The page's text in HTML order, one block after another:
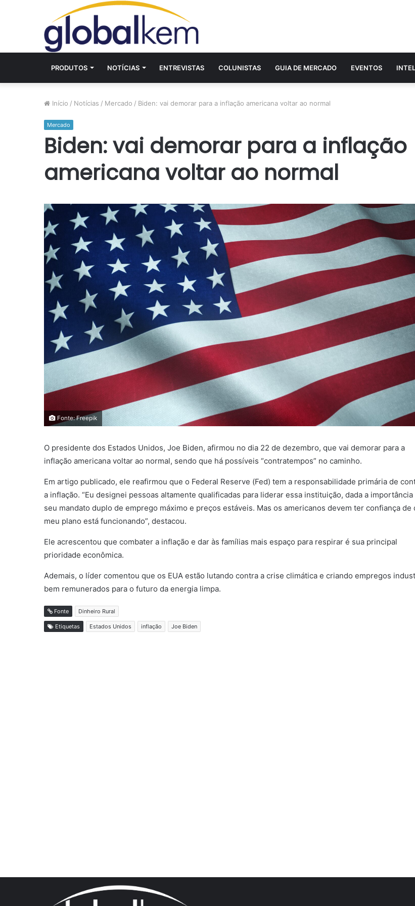
PRODUTOS NOTÍCIAS ENTREVISTAS COLUNISTAS GUIA DE MERCADO EVENTOS
Início / Notícias / Mercado / Biden: vai demorar para a inflação americana voltar ao normal
Mercado
Biden: vai demorar para a inflação
americana voltar ao normal
Fonte: Freepik
O presidente dos Estados Unidos, Joe Biden, afirmou no dia 22 de dezembro, que vai demorar para a
inflação americana voltar ao normal, sendo que há possíveis “contratempos” no caminho.
Em artigo publicado, ele reafirmou que o Federal Reserve (Fed) tem a responsabilidade primária de
a inflação. “Eu designei pessoas altamente qualificadas para liderar essa instituição, dada a importância
seu mandato duplo de emprego máximo e preços estáveis. Mas os americanos devem ter confiança de
meu plano está funcionando”, destacou.
Ele acrescentou que combater a inflação e dar às famílias mais espaço para respirar é sua principal
prioridade econômica.
Ademais, o líder comentou que os EUA estão lutando contra a crise climática e criando empregos
bem remunerados para o futuro da energia limpa.
Fonte Dinheiro Rural
Etiquetas Estados Unidos inflação Joe Biden